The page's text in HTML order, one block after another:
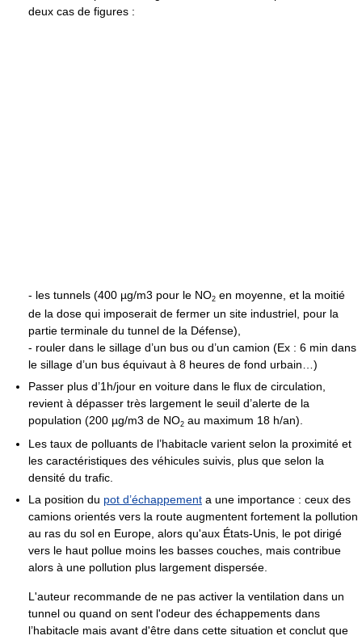
deux cas de figures :
- les tunnels (400 µg/m3 pour le NO2 en moyenne, et la moitié
de la dose qui imposerait de fermer un site industriel, pour la
partie terminale du tunnel de la Défense),
- rouler dans le sillage d’un bus ou d’un camion (Ex : 6 min dans
le sillage d’un bus équivaut à 8 heures de fond urbain…)
Passer plus d’1h/jour en voiture dans le flux de circulation,
revient à dépasser très largement le seuil d’alerte de la
population (200 µg/m3 de NO2 au maximum 18 h/an).
Les taux de polluants de l’habitacle varient selon la proximité et
les caractéristiques des véhicules suivis, plus que selon la
densité du trafic.
La position du pot d’échappement a une importance : ceux des
camions orientés vers la route augmentent fortement la pollution
au ras du sol en Europe, alors qu'aux États-Unis, le pot dirigé
vers le haut pollue moins les basses couches, mais contribue
alors à une pollution plus largement dispersée.
L'auteur recommande de ne pas activer la ventilation dans un
tunnel ou quand on sent l'odeur des échappements dans
l’habitacle mais avant d'être dans cette situation et conclut que